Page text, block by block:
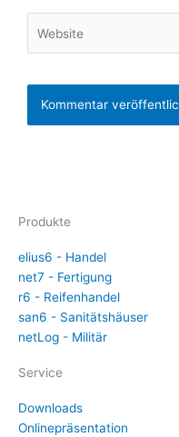
Produkte
elius6 - Handel
net7 - Fertigung
r6 - Reifenhandel
san6 - Sanitätshäuser
netLog - Militär
Service
Downloads
Onlinepräsentation